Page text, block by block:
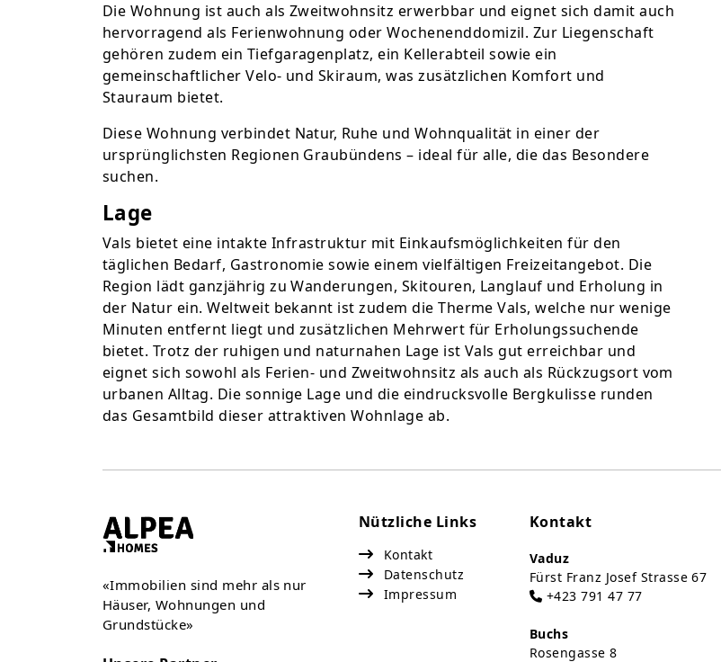
Die Wohnung ist auch als Zweitwohnsitz erwerbbar und eignet sich damit auch
hervorragend als Ferienwohnung oder Wochenenddomizil. Zur Liegenschaft
gehören zudem ein Tiefgaragenplatz, ein Kellerabteil sowie ein
gemeinschaftlicher Velo- und Skiraum, was zusätzlichen Komfort und
Stauraum bietet.
Diese Wohnung verbindet Natur, Ruhe und Wohnqualität in einer der
ursprünglichsten Regionen Graubündens – ideal für alle, die das Besondere
suchen.
Lage
Vals bietet eine intakte Infrastruktur mit Einkaufsmöglichkeiten für den
täglichen Bedarf, Gastronomie sowie einem vielfältigen Freizeitangebot. Die
Region lädt ganzjährig zu Wanderungen, Skitouren, Langlauf und Erholung in
der Natur ein. Weltweit bekannt ist zudem die Therme Vals, welche nur wenige
Minuten entfernt liegt und zusätzlichen Mehrwert für Erholungssuchende
bietet. Trotz der ruhigen und naturnahen Lage ist Vals gut erreichbar und
eignet sich sowohl als Ferien- und Zweitwohnsitz als auch als Rückzugsort vom
urbanen Alltag. Die sonnige Lage und die eindrucksvolle Bergkulisse runden
das Gesamtbild dieser attraktiven Wohnlage ab.
«Immobilien sind mehr als nur
Häuser, Wohnungen und
Grundstücke»
Nützliche Links
Kontakt
Datenschutz
Impressum
Kontakt
Vaduz
Fürst Franz Josef Strasse 67
+423 791 47 77
Buchs
Rosengasse 8